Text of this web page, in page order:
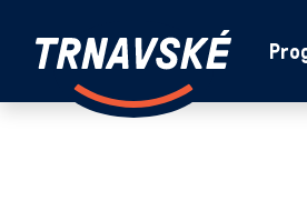
Skočiť na obsah
Trnavské